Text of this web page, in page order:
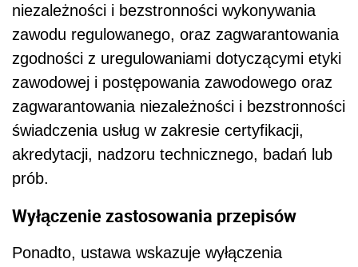
niezależności i bezstronności wykonywania
zawodu regulowanego, oraz zagwarantowania
zgodności z uregulowaniami dotyczącymi etyki
zawodowej i postępowania zawodowego oraz
zagwarantowania niezależności i bezstronności
świadczenia usług w zakresie certyfikacji,
akredytacji, nadzoru technicznego, badań lub
prób.
Wyłączenie zastosowania przepisów
Ponadto, ustawa wskazuje wyłączenia